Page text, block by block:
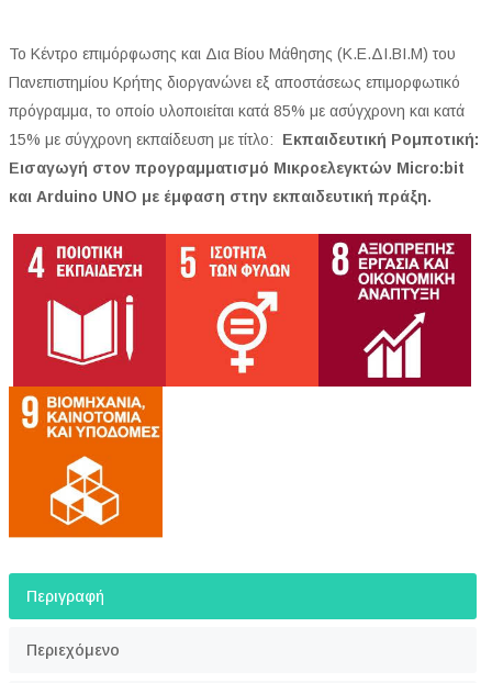
Το Κέντρο επιμόρφωσης και Δια Βίου Μάθησης (Κ.Ε.ΔΙ.ΒΙ.Μ) του
Πανεπιστημίου Κρήτης διοργανώνει εξ αποστάσεως επιμορφωτικό
πρόγραμμα, το οποίο υλοποιείται κατά 85% με ασύγχρονη και κατά
15% με σύγχρονη εκπαίδευση με τίτλο: Εκπαιδευτική Ρομποτική:
Εισαγωγή στον προγραμματισμό Μικροελεγκτών Micro:bit
και Arduino UNO με έμφαση στην εκπαιδευτική πράξη.
Περιγραφή
Περιεχόμενο